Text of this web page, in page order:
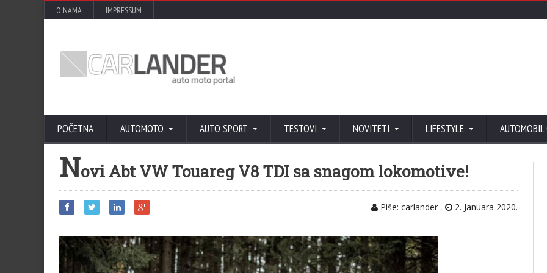
O NAMA IMPRESSUM
POČETNA AUTOMOTO AUTO SPORT TESTOVI NOVITETI LIFESTYLE AUTOMOBIL
Novi Abt VW Touareg V8 TDI sa snagom lokomotive!
Piše: carlander , 2. Januara 2020.